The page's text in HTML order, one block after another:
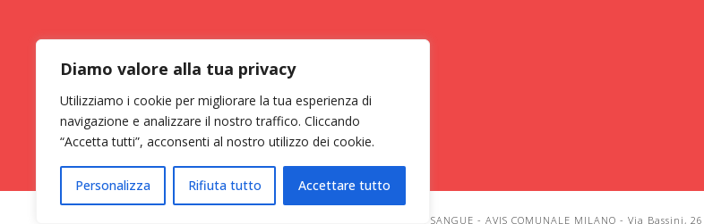
Diamo valore alla tua privacy
Utilizziamo i cookie per migliorare la tua esperienza di
navigazione e analizzare il nostro traffico. Cliccando
“Accetta tutti”, acconsenti al nostro utilizzo dei cookie.
Personalizza Rifiuta tutto Accettare tutto
ASSOCIAZIONE VOLONTARI ITALIANI SANGUE - AVIS COMUNALE MILANO - Via